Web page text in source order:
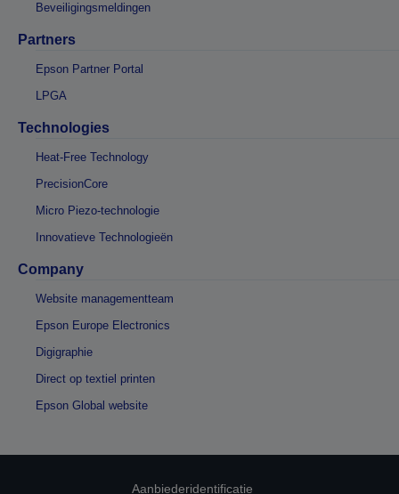
Beveiligingsmeldingen
Partners
Epson Partner Portal
LPGA
Technologies
Heat-Free Technology
PrecisionCore
Micro Piezo-technologie
Innovatieve Technologieën
Company
Website managementteam
Epson Europe Electronics
Digigraphie
Direct op textiel printen
Epson Global website
Aanbiederidentificatie